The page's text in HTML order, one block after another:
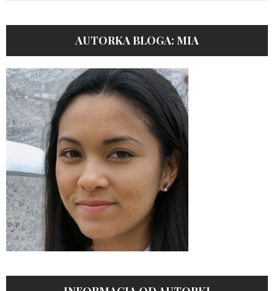
AUTORKA BLOGA: MIA